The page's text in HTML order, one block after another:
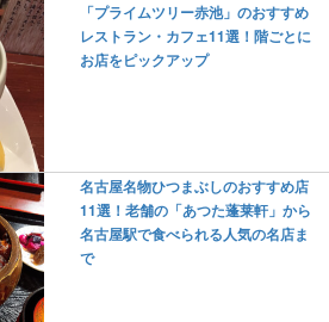
「プライムツリー赤池」のおすすめ
レストラン・カフェ11選！階ごとに
お店をピックアップ
名古屋名物ひつまぶしのおすすめ店
11選！老舗の「あつた蓬莱軒」から
名古屋駅で食べられる人気の名店ま
で